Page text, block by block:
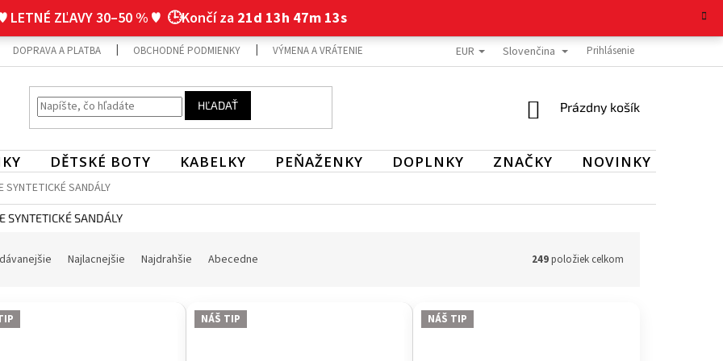
LETNÉ ZĽAVY 30–50 % ♥ 🕒Končí za 21d 13h 47m 12s
DOPRAVA A PLATBA OBCHODNÉ PODMIENKY VÝMENA A VRÁTENIE TOVARU REKLAMAČNÝ PORIADOK OCHRANA OSOBNÝCH ÚDAJOV
EUR Slovenčina Prihlásenie
HĽADAŤ
NÁKUPNÝ
Prázdny košík
DĚTSKÉ BOTY KABELKY PEŇAŽENKY DOPLNKY ZNAČKY NOVINKY
SYNTETICKÉ SANDÁLY
SYNTETICKÉ SANDÁLY
Najlacnejšie Najdrahšie Abecedne 249položiek celkom
NÁŠ TIP NÁŠ TIP